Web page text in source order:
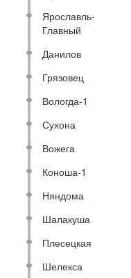
Ярославль-
Главный
Данилов
Грязовец
Вологда-1
Сухона
Вожега
Коноша-1
Няндома
Шалакуша
Плесецкая
Шелекса